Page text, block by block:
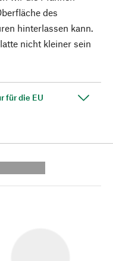
des
hinterlassen kann.
nicht kleiner sein
für die EU